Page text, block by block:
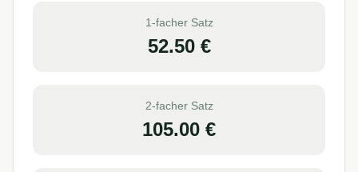
1-facher Satz
52.50€
2-facher Satz
105.00 €